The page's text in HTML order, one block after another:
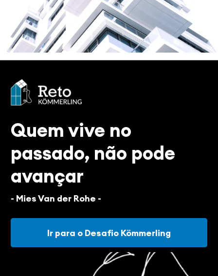
Quem vive no
passado, não pode
avançar
- Mies Van der Rohe -
Ir para o Desafio Kömmerling